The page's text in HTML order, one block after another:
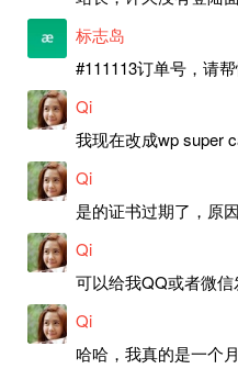
标志岛
#111113订单号，请
Qi
我现在改成wp super
Qi
Qi
Qi
哈哈，我真的是一个